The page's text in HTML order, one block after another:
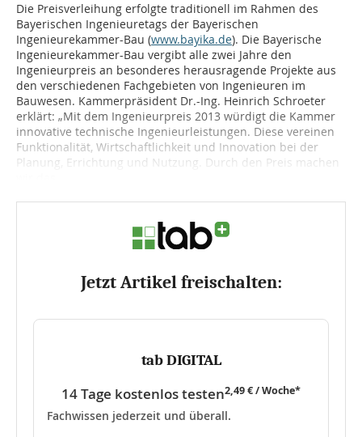
Die Preisverleihung erfolgte traditionell im Rahmen des
Bayerischen Ingenieuretags der Bayerischen
Ingenieurekammer-Bau (www.bayika.de). Die Bayerische
Ingenieurekammer-Bau vergibt alle zwei Jahre den
Ingenieurpreis an besonderes herausragende Projekte aus
den verschiedenen Fachgebieten von Ingenieuren im
Bauwesen. Kammerpräsident Dr.-Ing. Heinrich Schroeter
erklärt: „Mit dem Ingenieurpreis 2013 würdigt die Kammer
innovative technische Ingenieurleistungen. Diese vereinen
Funktionalität, Wirtschaftlichkeit und Innovation bei der
Planung, Errichtung und Nutzung. Durch den Preis machen
Jetzt Artikel freischalten:
tab DIGITAL
14 Tage kostenlos testen2,49 € / Woche*
Fachwissen jederzeit und überall.